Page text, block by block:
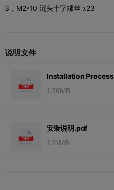
3，M2*10 沉头十字螺丝 x23
说明文件
Installation
1.26MB
安装说明.pdf
1.21MB